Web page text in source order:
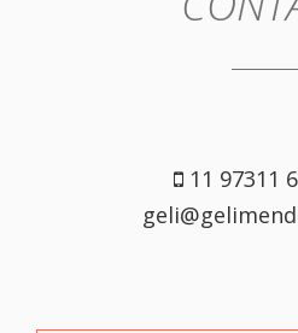
11 97311